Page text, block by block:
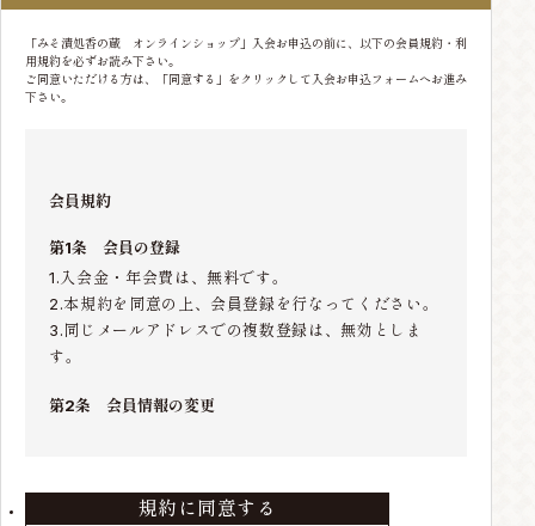
「みそ漬処香の蔵 オンラインショップ」入会お申込の前に、以下の会員規約・利
用規約を必ずお読み下さい。
ご同意いただける方は、「同意する」をクリックして入会お申込フォームへお進み
下さい。
会員規約
第1条 会員の登録
1.入会金・年会費は、無料です。
2.本規約を同意の上、会員登録を行なってください。
3.同じメールアドレスでの複数登録は、無効としま
す。
第2条 会員情報の変更
第3条 会員の退会規約に同意する